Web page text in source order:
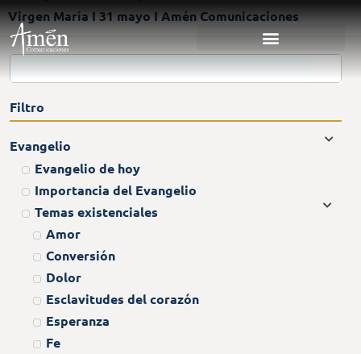
Virgen María I 31 mayo I Amén Comunicaciones
Filtro
Evangelio
Evangelio de hoy
Importancia del Evangelio
Temas existenciales
Amor
Conversión
Dolor
Esclavitudes del corazón
Esperanza
Fe